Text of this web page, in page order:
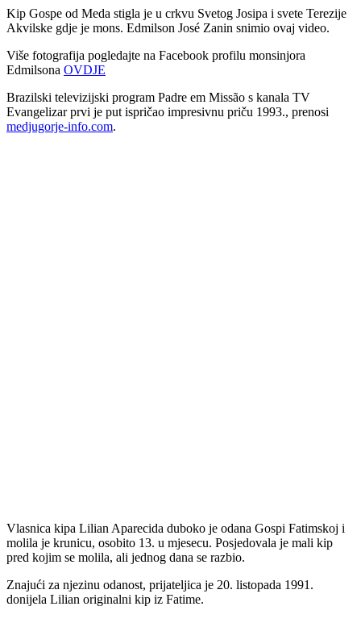
Kip Gospe od Meda stigla je u crkvu Svetog Josipa i svete Terezije
Akvilske gdje je mons. Edmilson José Zanin snimio ovaj video.
Više fotografija pogledajte na Facebook profilu monsinjora
Edmilsona OVDJE
Brazilski televizijski program Padre em Missão s kanala TV
Evangelizar prvi je put ispričao impresivnu priču 1993., prenosi
medjugorje-info.com.
Vlasnica kipa Lilian Aparecida duboko je odana Gospi Fatimskoj i
molila je krunicu, osobito 13. u mjesecu. Posjedovala je mali kip
pred kojim se molila, ali jednog dana se razbio.
Znajući za njezinu odanost, prijateljica je 20. listopada 1991.
donijela Lilian originalni kip iz Fatime.